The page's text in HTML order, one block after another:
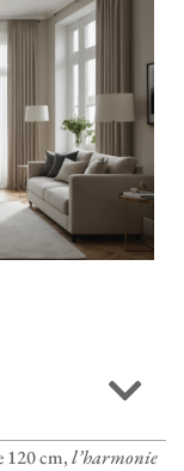
120 cm,l’harmonie